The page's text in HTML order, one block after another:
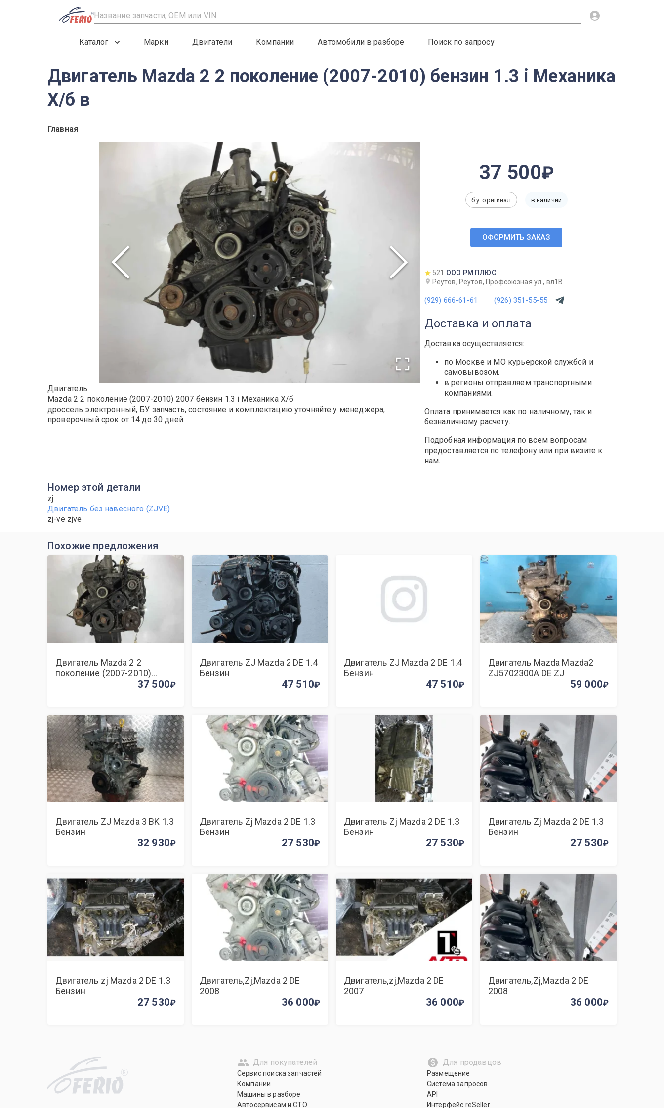
R
Каталог Марки Двигатели Компании Автомобили в разборе Поиск по запросу
Двигатель Mazda 2 2 поколение (2007-2010) бензин 1.3 i Механика
Х/б в
Главная
Двигатель
Mazda 2 2 поколение (2007-2010) 2007 бензин 1.3 i Механика Х/б
дроссель электронный, БУ запчасть, состояние и комплектацию уточняйте у менеджера,
проверочный срок от 14 до 30 дней.
37 500
б.у. оригинал в наличии
ОФОРМИТЬ ЗАКАЗ
521 ООО РМ ПЛЮС
Реутов, Реутов, Профсоюзная ул., вл1В
(929) 666-61-61 (926) 351-55-55
Доставка и оплата
Доставка осуществляется:
по Москве и МО курьерской службой и
самовывозом.
в регионы отправляем транспортными
компаниями.
Оплата принимается как по наличному, так и
безналичному расчету.
Подробная информация по всем вопросам
предоставляется по телефону или при визите к
нам.
Номер этой детали
zj
Двигатель без навесного (ZJVE)
zj-ve zjve
Похожие предложения
Двигатель Mazda 2 2
поколение (2007-2010)
бензин 1.3 i Механика Х/б
37 500
Двигатель ZJ Mazda 2 DE 1.4
Бензин
47 510
Двигатель ZJ Mazda 2 DE 1.4
Бензин
47 510
Двигатель Mazda Mazda2
ZJ5702300A DE ZJ
59 000
Двигатель ZJ Mazda 3 BK 1.3
Бензин
32 930
Двигатель Zj Mazda 2 DE 1.3
Бензин
27 530
Двигатель Zj Mazda 2 DE 1.3
Бензин
27 530
Двигатель Zj Mazda 2 DE 1.3
Бензин
27 530
Двигатель zj Mazda 2 DE 1.3
Бензин
27 530
Двигатель,Zj,Mazda 2 DE
2008
36 000
Двигатель,zj,Mazda 2 DE
2007
36 000
Двигатель,Zj,Mazda 2 DE
2008
36 000
R
Для покупателей
Сервис поиска запчастей
Компании
Машины в разборе
Автосервисам и СТО
Для продавцов
Размещение
Система запросов
API
Интерфейс reSeller